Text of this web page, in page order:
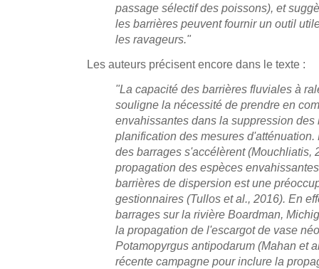
passage sélectif des poissons), et
les barrières peuvent fournir un outil
les ravageurs."
Les auteurs précisent encore dans le texte :
"La capacité des barrières fluviales à
souligne la nécessité de prendre en
envahissantes dans la suppression des
planification des mesures
des barrages s'accélèrent (Mouchliatis,
propagation des espèces
barrières de dispersion est une
gestionnaires (Tullos et al., 2016). En
barrages sur la rivière Boardman,
la propagation de l'escargot de vase
Potamopyrgus antipodarum (Mahan et
récente campagne pour inclure la